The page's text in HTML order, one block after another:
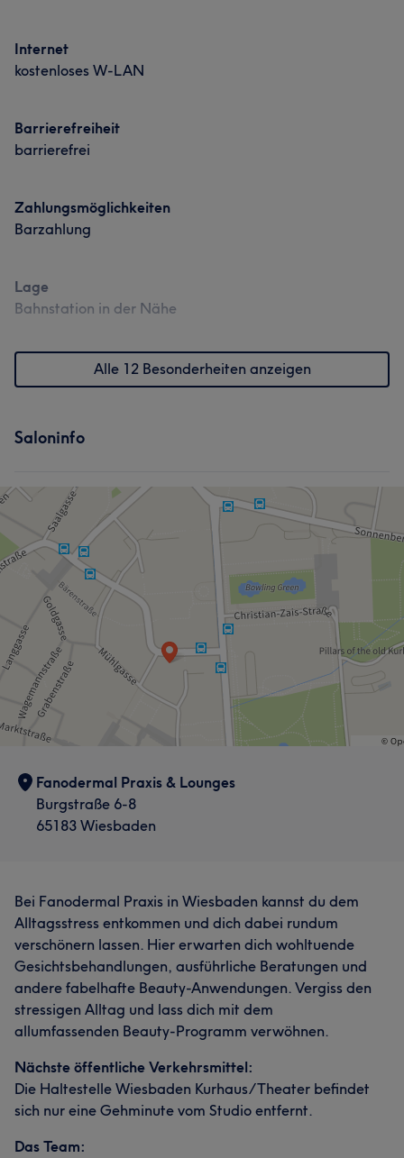
Internet
kostenloses W-LAN
Barrierefreiheit
barrierefrei
Zahlungsmöglichkeiten
Barzahlung
Lage
Bahnstation in der Nähe
Alle 12 Besonderheiten anzeigen
Saloninfo
Fanodermal Praxis & Lounges
Burgstraße 6-8
65183 Wiesbaden
Bei Fanodermal Praxis in Wiesbaden kannst du dem
Alltagsstress entkommen und dich dabei rundum
verschönern lassen. Hier erwarten dich wohltuende
Gesichtsbehandlungen, ausführliche Beratungen und
andere fabelhafte Beauty-Anwendungen. Vergiss den
stressigen Alltag und lass dich mit dem
allumfassenden Beauty-Programm verwöhnen.
Nächste öffentliche Verkehrsmittel:
Die Haltestelle Wiesbaden Kurhaus/Theater befindet
sich nur eine Gehminute vom Studio entfernt.
Das Team: